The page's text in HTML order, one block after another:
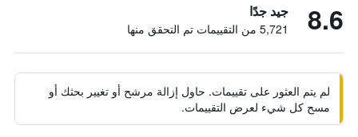
8.6 جيد جدًا
5,721 من التقييمات تم التحقق منها
لم يتم العثور على تقييمات. حاول إزالة مرشح أو تغيير بحثك أو
مسح كل شيء لعرض التقييمات.